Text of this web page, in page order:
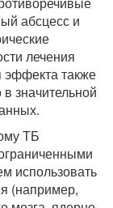
абсцесс и
лечения
эффекта также
значительной
ТБ
использовать
(например,